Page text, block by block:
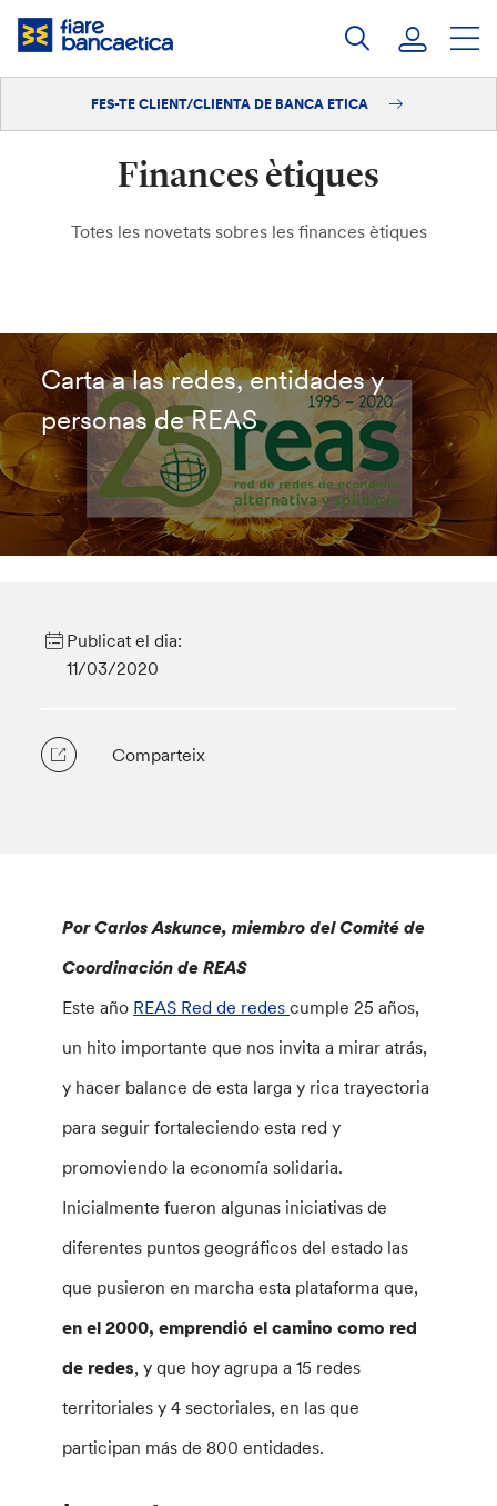
Salta
Iniciar sessió
Fes-te'n client/clienta
FES-TE CLIENT/CLIENTA DE BANCA ETICA
Finances ètiques
Totes les novetats sobres les finances ètiques
Carta a las redes, entidades y
personas de REAS
Publicat el dia:
11/03/2020
Comparteix
Por Carlos Askunce, miembro del Comité de
Coordinación de REAS
Este año REAS Red de redescumple 25 años,
un hito importante que nos invita a mirar atrás,
y hacer balance de esta larga y rica trayectoria
para seguir fortaleciendo esta red y
promoviendo la economía solidaria.
Inicialmente fueron algunas iniciativas de
diferentes puntos geográficos del estado las
que pusieron en marcha esta plataforma que,
en el 2000, emprendió el camino como red
de redes, y que hoy agrupa a 15 redes
territoriales y 4 sectoriales, en las que
participan más de 800 entidades.